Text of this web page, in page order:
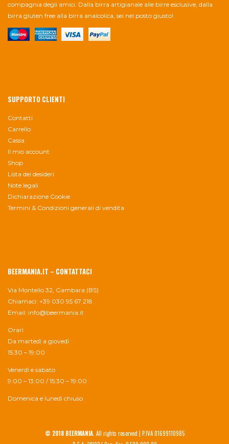
compagnia degli amici. Dalla birra artigianale alle birre esclusive, dalla
birra gluten free alla birra analcolica, sei nel posto giusto!
SUPPORTO CLIENTI
Contatti
Carrello
Cassa
Il mio account
Shop
Lista dei desideri
Note legali
Dichiarazione Cookie
Termini & Condizioni generali di vendita
BEERMANIA.IT – CONTATTACI
Via Montello 32, Gambara (BS)
Chiamaci: +39 030 95 67 218
Email: info@beermania.it
Orari
Da martedì a giovedì
15:30 – 19:00
Venerdì e sabato
9:00 – 13:00 / 15:30 – 19:00
Domenica e lunedì chiuso
© 2018 BEERMANIA. All rights reserved | P.IVA 01699110985